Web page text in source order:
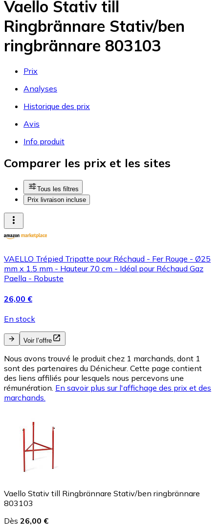
Vaello Stativ till
Ringbrännare Stativ/ben
ringbrännare 803103
Prix
Analyses
Historique des prix
Avis
Info produit
Comparer les prix et les sites
Tous les filtres
Prix livraison incluse
VAELLO Trépied Tripatte pour Réchaud - Fer Rouge - Ø25
mm x 1.5 mm - Hauteur 70 cm - Idéal pour Réchaud Gaz
Paella - Robuste
26,00 €
En stock
Voir l’offre
Nous avons trouvé le produit chez 1 marchands, dont 1
sont des partenaires du Dénicheur. Cette page contient
des liens affiliés pour lesquels nous percevons une
rémunération. En savoir plus sur l'affichage des prix et des
marchands.
Vaello Stativ till Ringbrännare Stativ/ben ringbrännare
803103
Dès 26,00 €